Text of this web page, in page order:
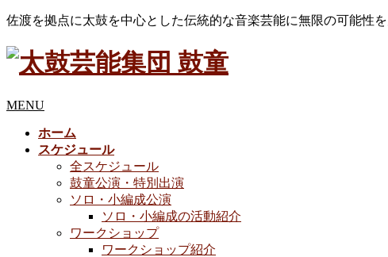
佐渡を拠点に太鼓を中心とした伝統的な音楽芸能に無限の可能性
MENU
ホーム
スケジュール
全スケジュール
鼓童公演・特別出演
ソロ・小編成公演
ソロ・小編成の活動紹介
ワークショップ
ワークショップ紹介